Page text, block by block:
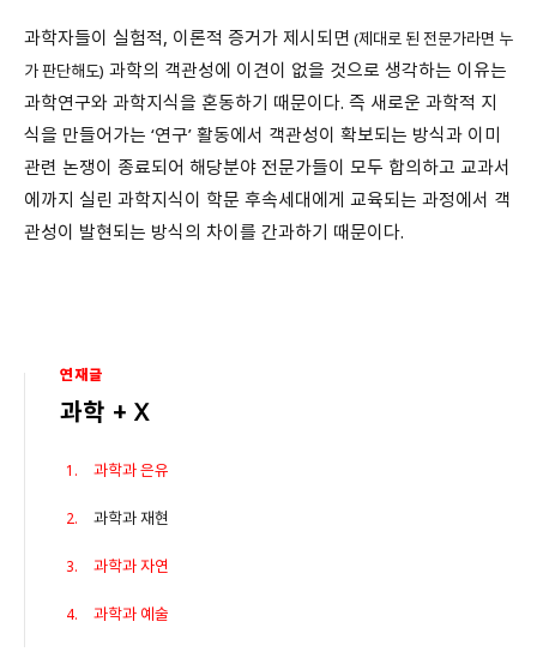
과학자들이 실험적, 이론적 증거가 제시되면 (제대로 된 전문가라면 누
가 판단해도) 과학의 객관성에 이견이 없을 것으로 생각하는 이유는
과학연구와 과학지식을 혼동하기 때문이다. 즉 새로운 과학적 지
식을 만들어가는 ‘연구’ 활동에서 객관성이 확보되는 방식과 이미
관련 논쟁이 종료되어 해당분야 전문가들이 모두 합의하고 교과서
에까지 실린 과학지식이 학문 후속세대에게 교육되는 과정에서 객
관성이 발현되는 방식의 차이를 간과하기 때문이다.
연재글
과학 + X
과학과 은유
과학과 재현
과학과 자연
과학과 예술